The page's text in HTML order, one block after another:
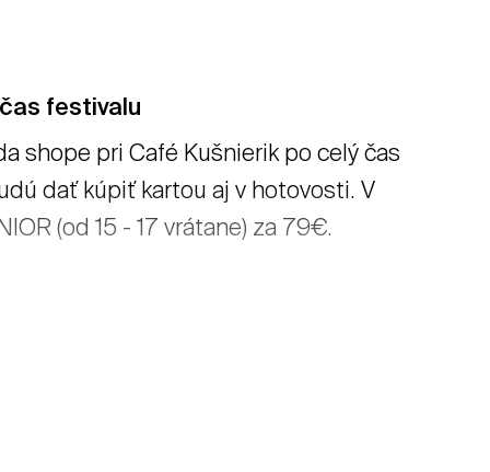
festivalu
shope pri Café Kušnierik po celý čas
dať kúpiť kartou aj v hotovosti. V
(od 15 - 17 vrátane) za 79€.